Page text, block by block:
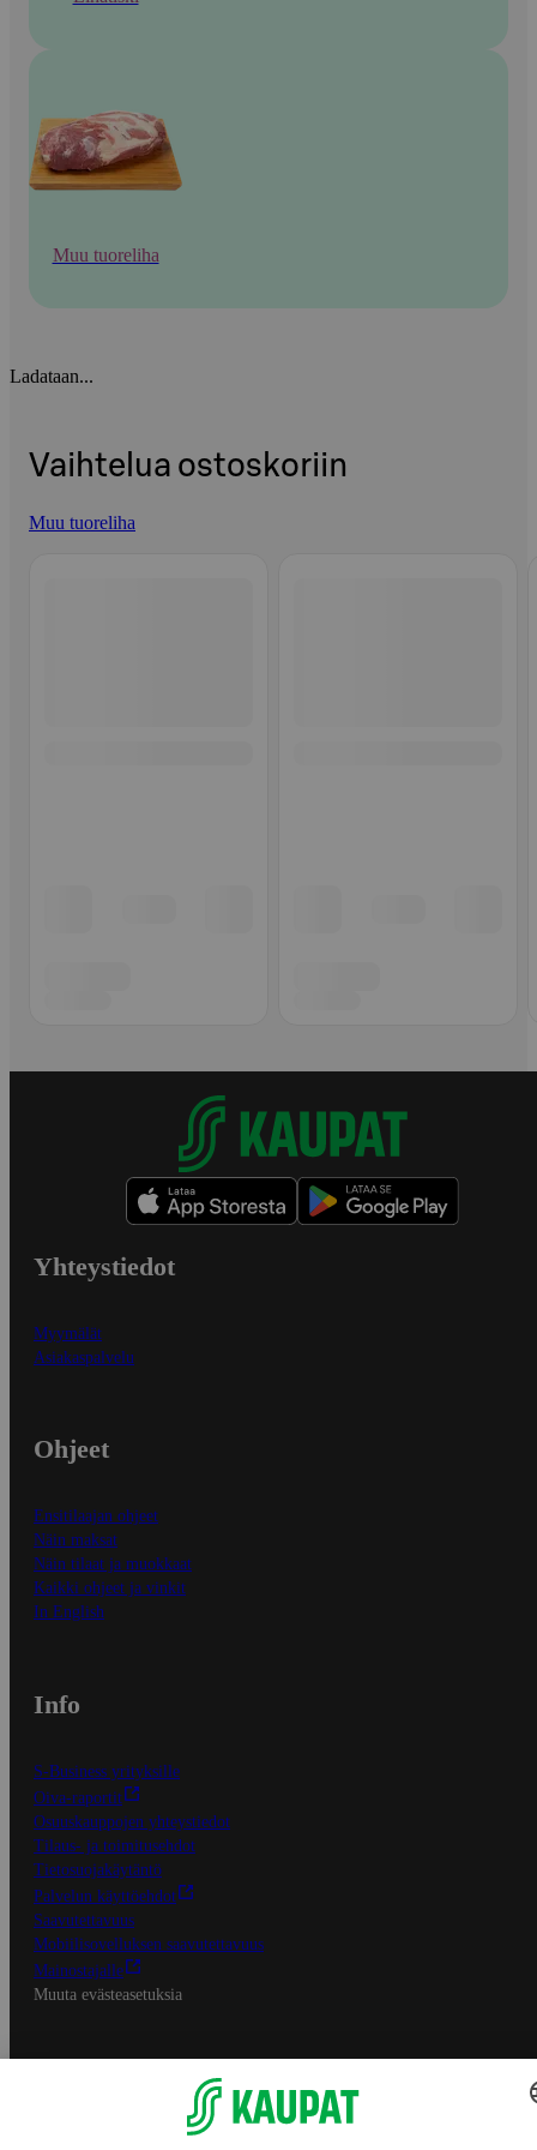
Muu tuoreliha
Ladataan...
Vaihtelua ostoskoriin
Muu tuoreliha
Yhteystiedot
Myymälät
Asiakaspalvelu
Ohjeet
Ensitilaajan ohjeet
Näin maksat
Näin tilaat ja muokkaat
Kaikki ohjeet ja vinkit
In English
Info
S-Business yrityksille
Oiva-raportit
Osuuskauppojen yhteystiedot
Tilaus- ja toimitusehdot
Tietosuojakäytäntö
Palvelun käyttöehdot
Saavutettavuus
Mobiilisovelluksen saavutettavuus
Mainostajalle
Muuta evästeasetuksia
S-ryhmän palvelut